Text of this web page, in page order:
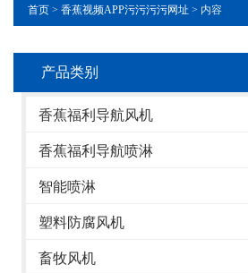
首页 > 香蕉视频APP污污污污网址 > 内容
产品类别
香蕉福利导航风机
香蕉福利导航喷淋
智能喷淋
塑料防腐风机
畜牧风机